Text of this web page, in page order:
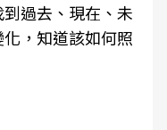
過去、現在、未
，知道該如何照